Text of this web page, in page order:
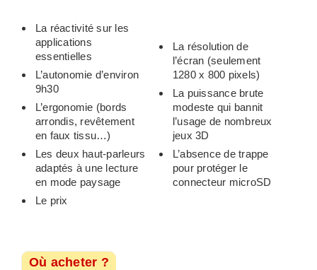
La réactivité sur les
applications
essentielles
L’autonomie d’environ
9h30
L’ergonomie (bords
arrondis, revêtement
en faux tissu…)
Les deux haut-parleurs
adaptés à une lecture
en mode paysage
Le prix
La résolution de
l’écran (seulement
1280 x 800 pixels)
La puissance brute
modeste qui bannit
l’usage de nombreux
jeux 3D
L’absence de trappe
pour protéger le
connecteur microSD
Où acheter ?